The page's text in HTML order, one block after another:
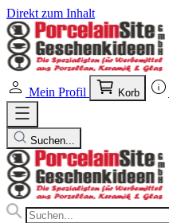
Direkt zum Inhalt
Mein Profil Korb
Suchen...